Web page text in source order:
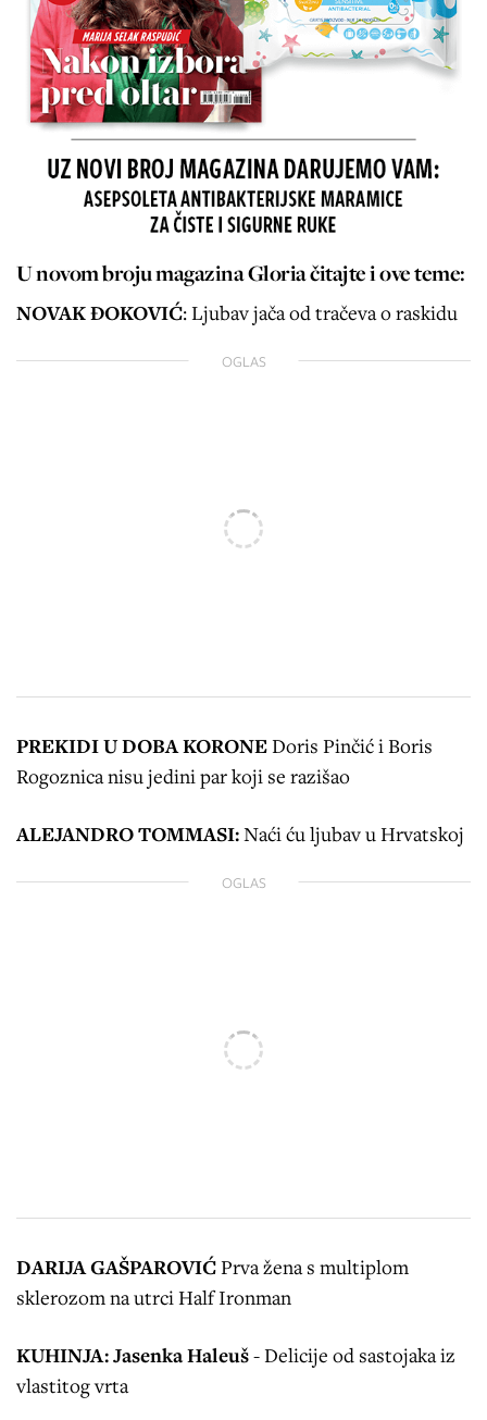
U novom broju magazina Gloria čitajte i ove teme:
NOVAK ĐOKOVIĆ: Ljubav jača od tračeva o raskidu
OGLAS
PREKIDI U DOBA KORONEDoris Pinčić i Boris
Rogoznica nisu jedini par koji se razišao
ALEJANDRO TOMMASI:Naći ću ljubav u Hrvatskoj
OGLAS
DARIJA GAŠPAROVIĆPrva žena s multiplom
sklerozom na utrci Half Ironman
KUHINJA: Jasenka Haleuš- Delicije od sastojaka iz
vlastitog vrta